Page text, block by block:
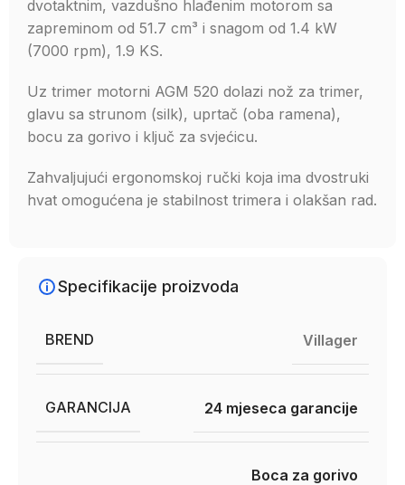
dvotaktnim, vazdušno hlađenim motorom sa
zapreminom od 51.7 cm³ i snagom od 1.4 kW
(7000 rpm), 1.9 KS.
Uz trimer motorni AGM 520 dolazi nož za trimer,
glavu sa strunom (silk), uprtač (oba ramena),
bocu za gorivo i ključ za svjećicu.
Zahvaljujući ergonomskoj ručki koja ima dvostruki
hvat omogućena je stabilnost trimera i olakšan rad.
Specifikacije proizvoda
BREND Villager
GARANCIJA 24 mjeseca garancije
Boca za gorivo